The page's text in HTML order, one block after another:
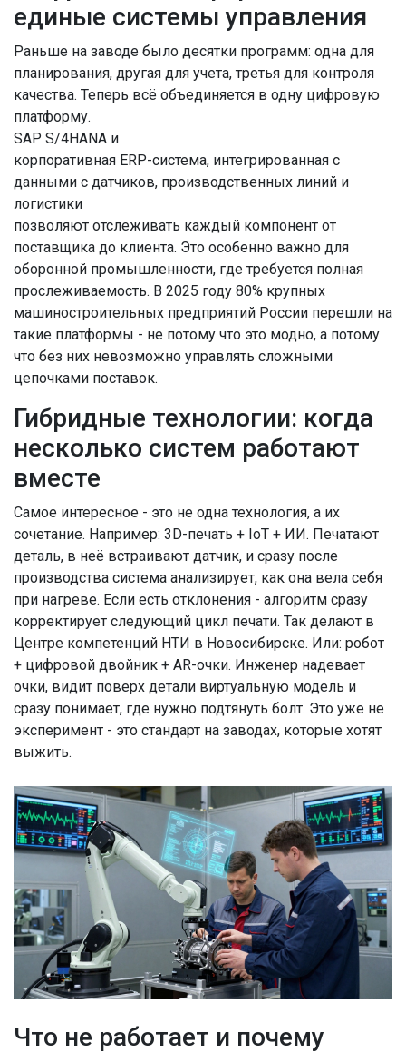
единые системы управления
Раньше на заводе было десятки программ: одна для
планирования, другая для учета, третья для контроля
качества. Теперь всё объединяется в одну цифровую
платформу.
SAP S/4HANA и
корпоративная ERP-система, интегрированная с
данными с датчиков, производственных линий и
логистики
позволяют отслеживать каждый компонент от
поставщика до клиента. Это особенно важно для
оборонной промышленности, где требуется полная
прослеживаемость. В 2025 году 80% крупных
машиностроительных предприятий России перешли на
такие платформы - не потому что это модно, а потому
что без них невозможно управлять сложными
цепочками поставок.
Гибридные технологии: когда
несколько систем работают
вместе
Самое интересное - это не одна технология, а их
сочетание. Например: 3D-печать + IoT + ИИ. Печатают
деталь, в неё встраивают датчик, и сразу после
производства система анализирует, как она вела себя
при нагреве. Если есть отклонения - алгоритм сразу
корректирует следующий цикл печати. Так делают в
Центре компетенций НТИ в Новосибирске. Или: робот
+ цифровой двойник + AR-очки. Инженер надевает
очки, видит поверх детали виртуальную модель и
сразу понимает, где нужно подтянуть болт. Это уже не
эксперимент - это стандарт на заводах, которые хотят
выжить.
Что не работает и почему